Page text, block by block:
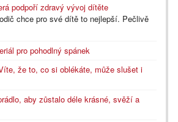
podpoří zdravý vývoj dítěte
chce pro své dítě to nejlepší. Pečlivě
pro pohodlný spánek
že to, co si oblékáte, může slušet i
aby zůstalo déle krásné, svěží a